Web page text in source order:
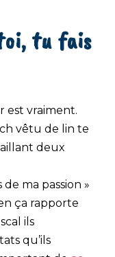
tu fais
est vraiment.
vêtu de lin te
deux
de ma passion »
ça rapporte
ils
qu’ils